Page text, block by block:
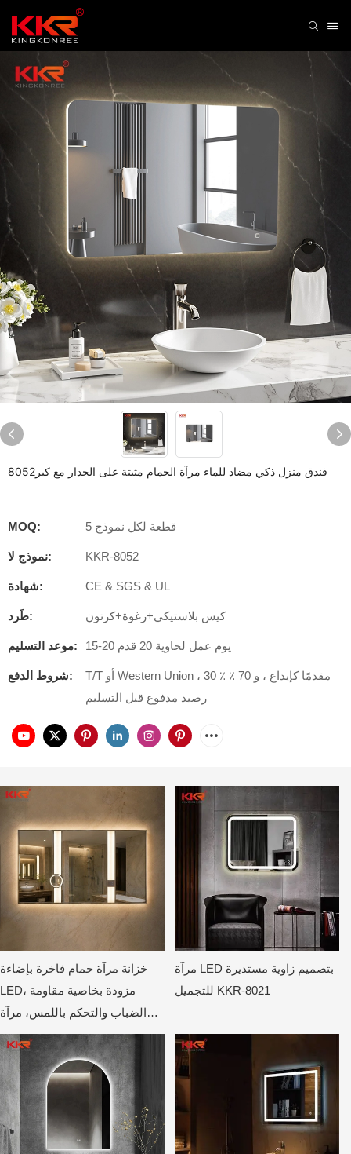
فندق منزل ذكي مضاد للماء مرآة الحمام مثبتة على الجدار مع كير8052
MOQ: 5 قطعة لكل نموذج
نموذج لا: KKR-8052
شهادة: CE & SGS & UL
طَرد: كيس بلاستيكي+رغوة+كرتون
موعد التسليم: 15-20 يوم عمل لحاوية 20 قدم
شروط الدفع:
T/T أو Western Union ، 30 ٪ مقدمًا كإيداع ، و 70 ٪
رصيد مدفوع قبل التسليم
خزانة مرآة حمام فاخرة بإضاءة
LED، مزودة بخاصية مقاومة
الضباب والتحكم باللمس، مرآة
حائطية على طراز الفنادق
مرآة LED بتصميم زاوية مستديرة
للتجميل KKR-8021